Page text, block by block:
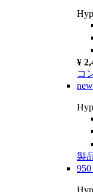
¥
コ
new
製